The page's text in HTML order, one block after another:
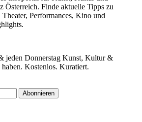
Pop
Medusa & Patrizia Enigl (aka
Versionen wird es Ende November
Bildmaterial, Musiker-
von Eintrittskarten, bitte an
Österreich. Finde aktuelle Tipps zu
Performances, Kino und
jeden Donnerstag Kunst, Kultur &
Kostenlos. Kuratiert.
Abonnieren